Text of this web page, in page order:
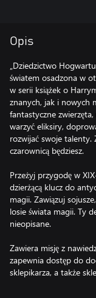
Opis
„Dziedzictwo
światem osadzona w
w serii książek o
znanych, jak i nowych
fantastyczne
warzyć eliksiry,
rozwijać swoje talenty.
czarownicą będziesz.
Przeżyj przygodę w
dzierżącą klucz do
magii. Zawiązuj
losie świata magii. Ty
nieopisane.
Zawiera misję z
zapewnia dostęp do
sklepikarza, a także